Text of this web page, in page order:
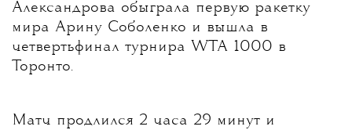
Александрова обыграла первую ракетку
мира Арину Соболенко и вышла в
четвертьфинал турнира WTA 1000 в
Торонто.
Матч продлился 2 часа 29 минут и